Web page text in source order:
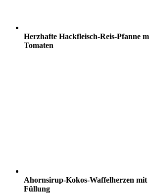
Herzhafte Hackfleisch-Reis-Pfanne
Tomaten
Ahornsirup-Kokos-Waffelherzen mit
Füllung